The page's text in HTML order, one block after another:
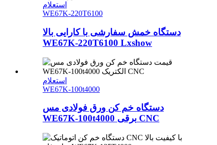
استعلام
WE67K-220T6100
دستگاه خمش سفارشی با کارایی بالا
WE67K-220T6100 Lxshow
استعلام
WE67K-100t4000
دستگاه خم کن ورق فولادی مس
WE67K-100t4000 برقی CNC